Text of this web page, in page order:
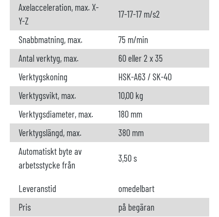
Axelacceleration, max. X-
Y-Z
17-17-17 m/s2
Snabbmatning, max.
75 m/min
Antal verktyg, max.
60 eller 2 x 35
Verktygskoning
HSK-A63 / SK-40
Verktygsvikt, max.
10,00 kg
Verktygsdiameter, max.
180 mm
Verktygslängd, max.
380 mm
Automatiskt byte av
arbetsstycke från
3,50 s
Leveranstid
omedelbart
Pris
på begäran